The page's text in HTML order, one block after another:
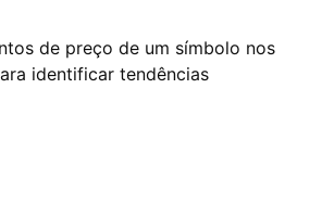
de preço de um símbolo nos
identificar tendências